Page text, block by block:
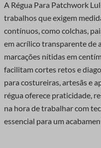
A Régua Para Patchwork
trabalhos que exigem
contínuos, como colchas,
em acrílico transparente de
marcações nítidas em
facilitam cortes retos e
para costureiras, artesãs e
régua oferece praticidade,
na hora de trabalhar com
essencial para um